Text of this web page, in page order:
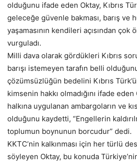
olduğunu ifade eden Oktay, Kıbrıs
geleceğe güvenle bakması, barış ve
yaşamasının kendileri açısından çok
vurguladı.
Milli dava olarak gördükleri Kıbrıs
barışı istemeyen tarafın belli
çözümsüzlüğün bedelini Kıbrıs
kimsenin hakkı olmadığını ifade eden
halkına uygulanan ambargoların ve
olduğunu kaydetti, “Engellerin
toplumun boynunun borcudur” dedi.
KKTC’nin kalkınması için her türlü
söyleyen Oktay, bu konuda